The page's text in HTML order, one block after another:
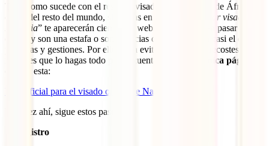
Tal y como sucede con el resto de visados online, tanto de África
como del resto del mundo, si buscas en Google “
solicitar visado
Namibia” te aparecerán cientos de webs que o se hacen pasar por la
oficial y son una estafa o son agencias que te cobrarán casi el doble
por tasas y gestiones. Por ello, para evitar sustos y sobrecostes, lo
mejor es que lo hagas todo por tu cuenta y
desde la única página
, esta:
Web oficial para el visado online de Namibia
Una vez ahí, sigue estos pasos:
1) Registro